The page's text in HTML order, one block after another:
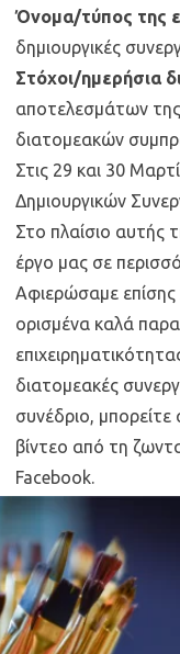
Όνομα/τύπος της
δημιουργικές
Στόχοι/ημερήσια
αποτελεσμάτων
διατομεακών
Στις 29 και 30
Δημιουργικών
Στο πλαίσιο αυτής
έργο μας σε
Αφιερώσαμε
ορισμένα καλά
διατομεακές
συνέδριο,
βίντεο από τη
Facebook.